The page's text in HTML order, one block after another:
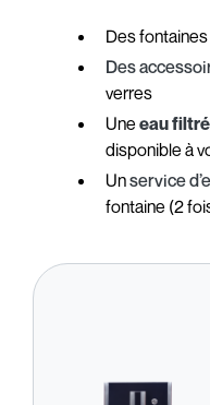
Des
Des
verres
Uneeau
disponible à
Unservice
fontaine (2